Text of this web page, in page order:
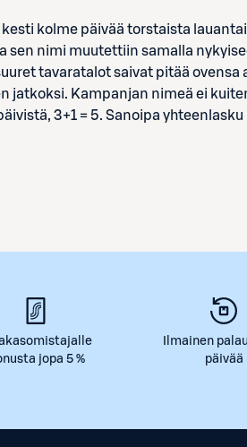
kolme päivää torstaista
sen nimi muutettiin samalla
tavaratalot saivat pitää ovensa
jatkoksi. Kampanjan nimeä ei
3+1 = 5. Sanoipa yhteenlasku
jopa 5 %
Ilmainen
päivää